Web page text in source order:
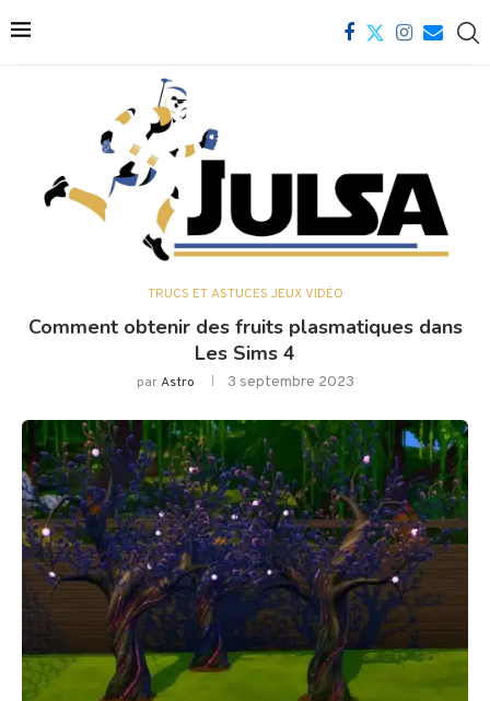
TRUCS ET ASTUCES JEUX VIDÉO
Comment obtenir des fruits plasmatiques dans
Les Sims 4
parAstro 3 septembre 2023